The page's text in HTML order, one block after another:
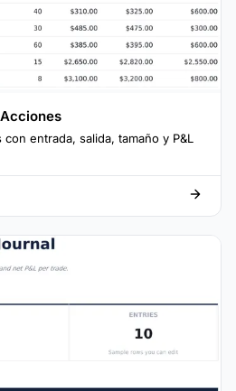
entrada, salida, tamaño y P&L